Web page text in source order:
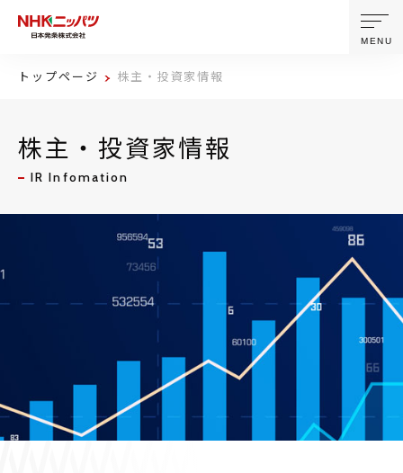
製品・技術
採用情報
MENU
トップページ 株主・投資家情報
株主・投資家情報
IR Infomation